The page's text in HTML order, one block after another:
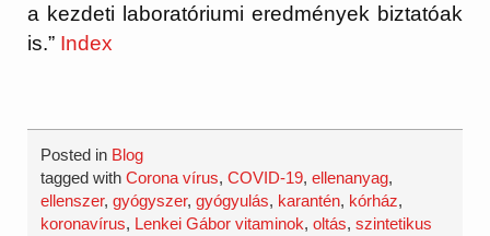
a kezdeti laboratóriumi eredmények biztatóak
is.” Index
Posted in Blog
tagged withCorona vírus,COVID-19,ellenanyag,
ellenszer,gyógyszer,gyógyulás, karantén, kórház,
koronavírus, Lenkei Gábor vitaminok,oltás,szintetikus